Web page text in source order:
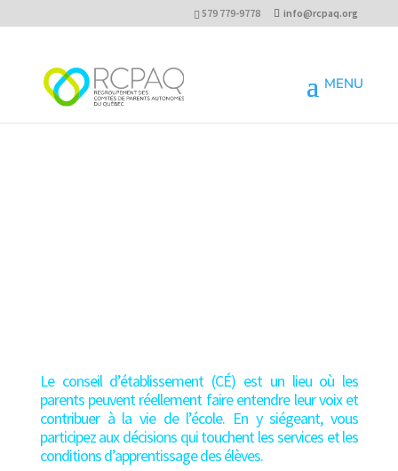
579 779-9778 info@rcpaq.org
Le conseil d’établissement (CÉ) est un lieu où les
parents peuvent réellement faire entendre leur voix et
contribuer à la vie de l’école. En y siégeant, vous
participez aux décisions qui touchent les services et les
conditions d’apprentissage des élèves.